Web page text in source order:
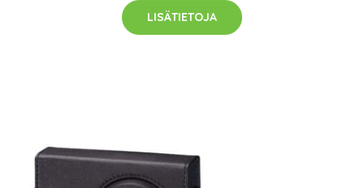
LISÄTIETOJA